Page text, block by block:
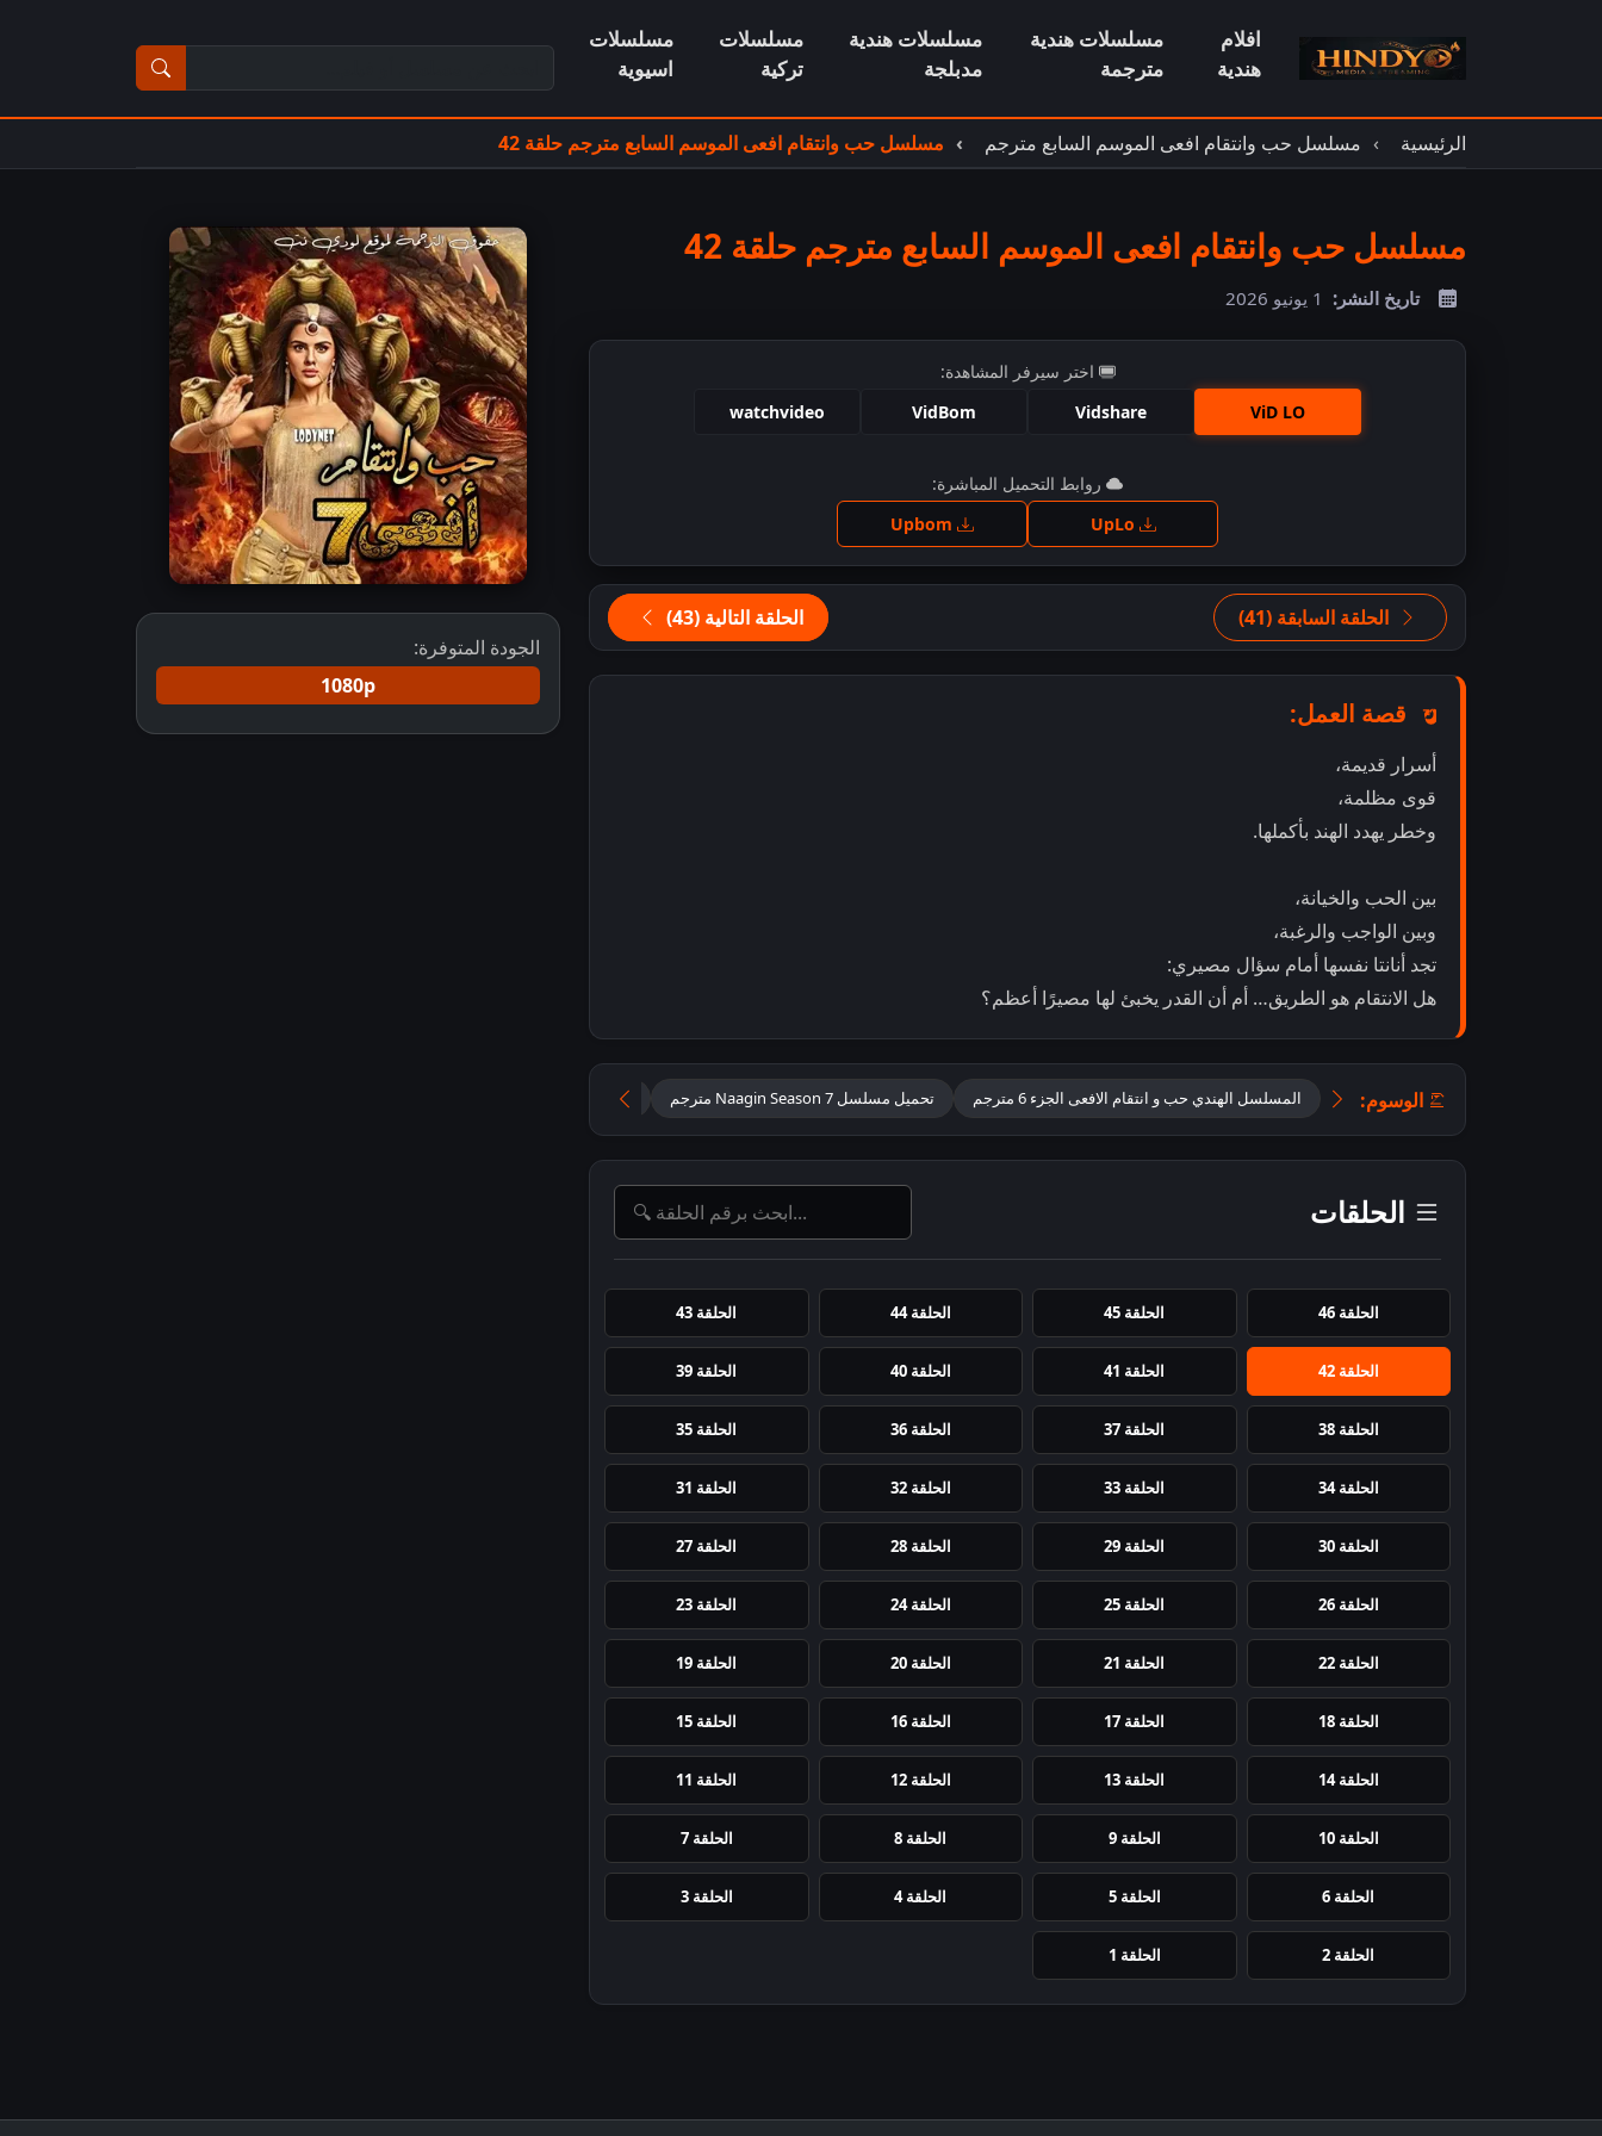
افلام
هندية
مسلسلات هندية
مترجمة
مسلسلات هندية
مدبلجة
مسلسلات
تركية
مسلسلات
اسيوية
الرئيسية مسلسل حب وانتقام افعى الموسم السابع مترجم مسلسل حب وانتقام افعى الموسم السابع مترجم حلقة 42
مسلسل حب وانتقام افعى الموسم السابع مترجم حلقة 42
تاريخ النشر: 1 يونيو 2026
اختر سيرفر المشاهدة:
ViD LO
Vidshare
VidBom
watchvideo
اضغط للمشاهدة
روابط التحميل المباشرة:
الحلقة السابقة (41) الحلقة التالية (43)
قصة العمل:
أسرار قديمة،
قوى مظلمة،
وخطر يهدد الهند بأكملها.
بين الحب والخيانة،
وبين الواجب والرغبة،
تجد أنانتا نفسها أمام سؤال مصيري:
هل الانتقام هو الطريق… أم أن القدر يخبئ لها مصيرًا أعظم؟
الوسوم: المسلسل الهندي حب و انتقام الافعى الجزء 6 مترجم تحميل مسلسل Naagin Season 7 مترجم تحميل مسلسل الافعى الجزء السابع مترجم
الحلقات
الحلقة 46 الحلقة 45 الحلقة 44 الحلقة 43
الحلقة 42 الحلقة 41 الحلقة 40 الحلقة 39
الحلقة 38 الحلقة 37 الحلقة 36 الحلقة 35
الحلقة 34 الحلقة 33 الحلقة 32 الحلقة 31
الحلقة 30 الحلقة 29 الحلقة 28 الحلقة 27
الحلقة 26 الحلقة 25 الحلقة 24 الحلقة 23
الحلقة 22 الحلقة 21 الحلقة 20 الحلقة 19
الحلقة 18 الحلقة 17 الحلقة 16 الحلقة 15
الحلقة 14 الحلقة 13 الحلقة 12 الحلقة 11
الحلقة 10 الحلقة 9 الحلقة 8 الحلقة 7
الحلقة 6 الحلقة 5 الحلقة 4 الحلقة 3
الحلقة 2 الحلقة 1
الجودة المتوفرة:
1080p